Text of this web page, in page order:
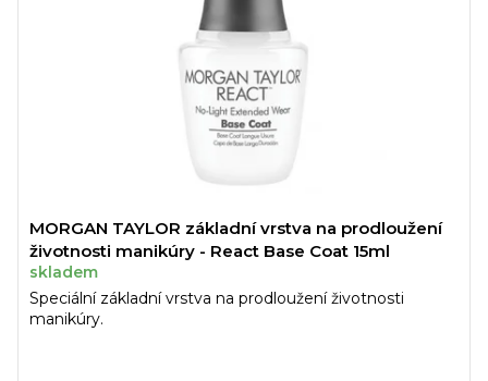
MORGAN TAYLOR základní vrstva na prodloužení
životnosti manikúry - React Base Coat 15ml
skladem
Speciální základní vrstva na prodloužení životnosti
manikúry.